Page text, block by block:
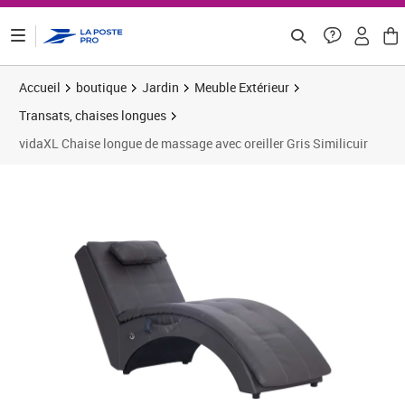
Accueil boutique Jardin
Meuble Extérieur
Transats, chaises longues
vidaXL Chaise longue de massage avec oreiller Gris Similicuir